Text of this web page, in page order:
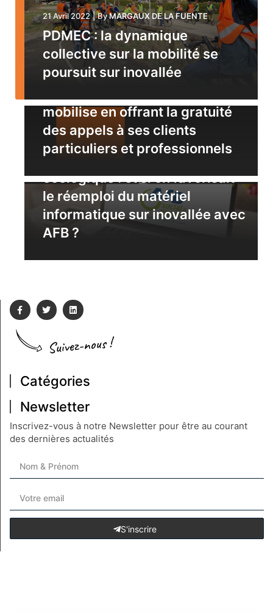
21 Avril 2022 | ByMARGAUX DE LA FUENTE
PDMEC : la dynamique
collective sur la mobilité se
poursuit sur inovallée
21 Avril 2022 | ByMARGAUX DE LA FUENTE
mobilise en offrant la gratuité
des appels à ses clients
particuliers et professionnels
MARGAUX DE LA FUENTE
Raréfaction des matières
premières et transition
écologique : et si on favorisait
le réemploi du matériel
informatique sur inovallée avec
AFB ?
Suivez-nous !
Catégories
Newsletter
Inscrivez-vous à notre Newsletter pour être au courant
des dernières actualités
S'inscrire